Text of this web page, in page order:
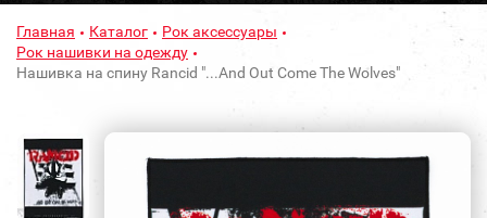
Главная Каталог
Рок аксессуары
Рок нашивки на одежду
Нашивка на спину Rancid "...And Out Come The Wolves"